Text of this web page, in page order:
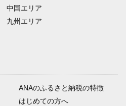
中国エリア
九州エリア
ANAのふるさと納税の特徴
はじめての方へ